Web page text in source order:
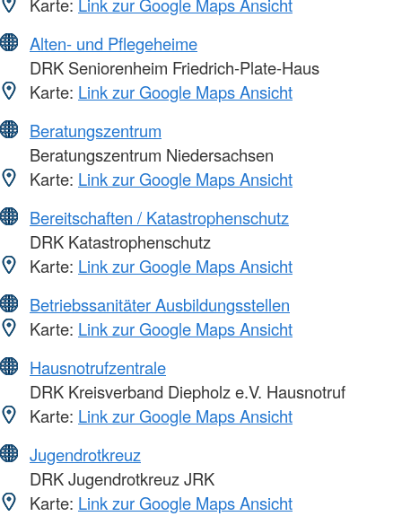
Alten- und Pflegeheime
DRK Seniorenheim Friedrich-Plate-Haus
Karte: Link zur Google Maps Ansicht
Beratungszentrum
Beratungszentrum Niedersachsen
Karte: Link zur Google Maps Ansicht
Bereitschaften / Katastrophenschutz
DRK Katastrophenschutz
Karte: Link zur Google Maps Ansicht
Betriebssanitäter Ausbildungsstellen
Karte: Link zur Google Maps Ansicht
Hausnotrufzentrale
DRK Kreisverband Diepholz e.V. Hausnotruf
Karte: Link zur Google Maps Ansicht
Jugendrotkreuz
DRK Jugendrotkreuz JRK
Karte: Link zur Google Maps Ansicht